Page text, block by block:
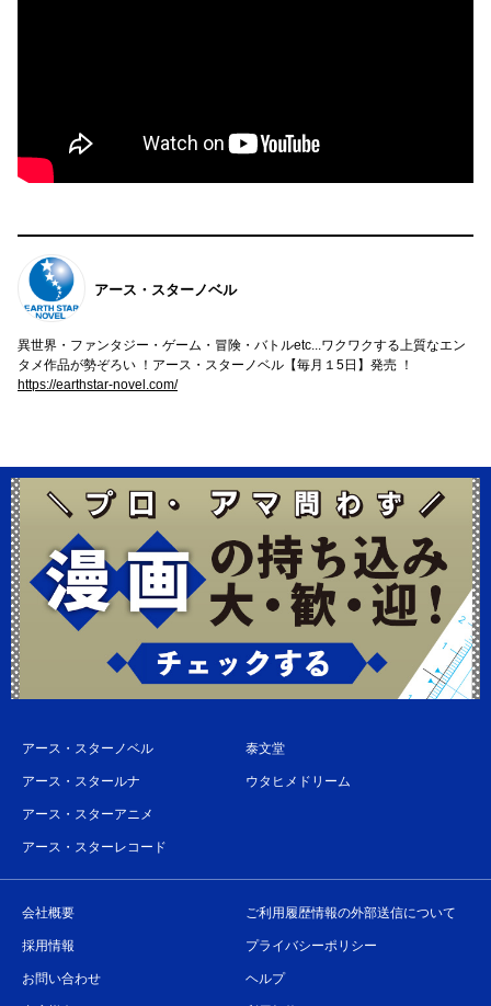
アース・スターノベル
異世界・ファンタジー・ゲーム・冒険・バトルetc...ワクワクする上質なエン
タメ作品が勢ぞろい ！アース・スターノベル【毎月１5日】発売 ！
https://earthstar-novel.com/
アース・スターノベル
アース・スタールナ
アース・スターアニメ
アース・スターレコード
泰文堂
ウタヒメドリーム
会社概要
採用情報
お問い合わせ
ご利用履歴情報の外部送信について
プライバシーポリシー
ヘルプ